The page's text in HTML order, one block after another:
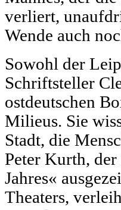
verliert,
Wende auch
Sowohl der
Schriftsteller
ostdeutschen
Milieus. Sie
Stadt, die
Peter Kurth, der
Jahres«
Theaters,